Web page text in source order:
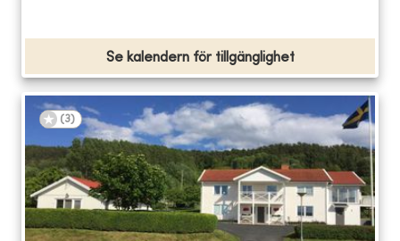
Se kalendern för tillgänglighet
(3)